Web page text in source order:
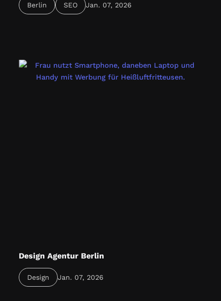
Unternehmen dabei, lokal sichtbar zu werden,
technisch zu optimieren & Inhalte zu entwickeln, die
Berlin SEO Jan. 07, 2026
Design Agentur Berlin
Eine starke Design Agentur in Berlin entwickelt
kreative Markenauftritte, die Unternehmen in der
Hauptstadt sichtbar, modern und erfolgreich
Design Jan. 07, 2026